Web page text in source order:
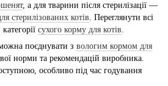
, а для тварини після стерилізації —
стерилізованих котів. Переглянути всі
сухого корму для котів.
поєднувати з вологим кормом для
норми та рекомендацій виробника.
особливо під час годування